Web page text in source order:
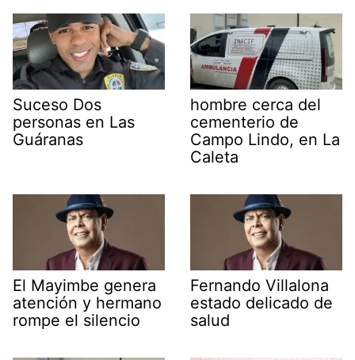
Suceso Dos
personas en Las
Guáranas
hombre cerca del
cementerio de
Campo Lindo, en La
Caleta
El Mayimbe genera
atención y hermano
rompe el silencio
Fernando Villalona
estado delicado de
salud